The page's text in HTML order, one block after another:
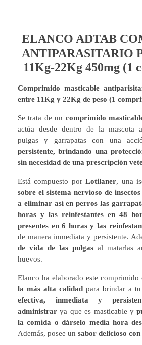
ELANCO ADTAB
ANTIPARASITARIO
11Kg-22Kg 450mg (1
Comprimido masticable
entre 11Kg y 22Kg de peso (1
Se trata de un comprimido
actúa desde dentro de la mascota
pulgas y garrapatas con una
persistente, brindando una
sin necesidad de una prescripción
Está compuesto porLotilaner, una
sobre el sistema nervioso de
a eliminar así en perros las
horas y las reinfestantes en 48
presentes en 6 horas y las
de manera inmediata y persistente.
de vida de las pulgas al matarlas
huevos.
Elanco ha elaborado este comprimido
la más alta calidad para brindar a
efectiva, inmediata y
administrar ya que es masticable y
la comida o dárselo media hora
Además, posee un sabor delicioso